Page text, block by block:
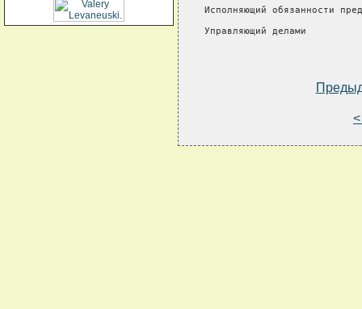
Исполняющий
Управляющий делами